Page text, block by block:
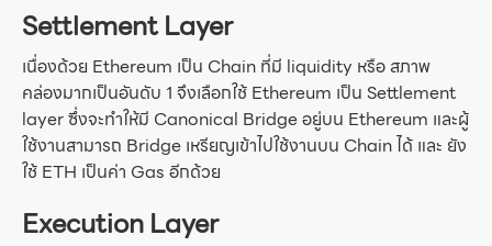
Settlement Layer
เนื่องด้วย Ethereum เป็น Chain ที่มี liquidity หรือ สภาพ
คล่องมากเป็นอันดับ 1 จึงเลือกใช้ Ethereum เป็น Settlement
layer ซึ่งจะทำให้มี Canonical Bridge อยู่บน Ethereum และผู้
ใช้งานสามารถ Bridge เหรียญเข้าไปใช้งานบน Chain ได้ และ ยัง
ใช้ ETH เป็นค่า Gas อีกด้วย
Execution Layer